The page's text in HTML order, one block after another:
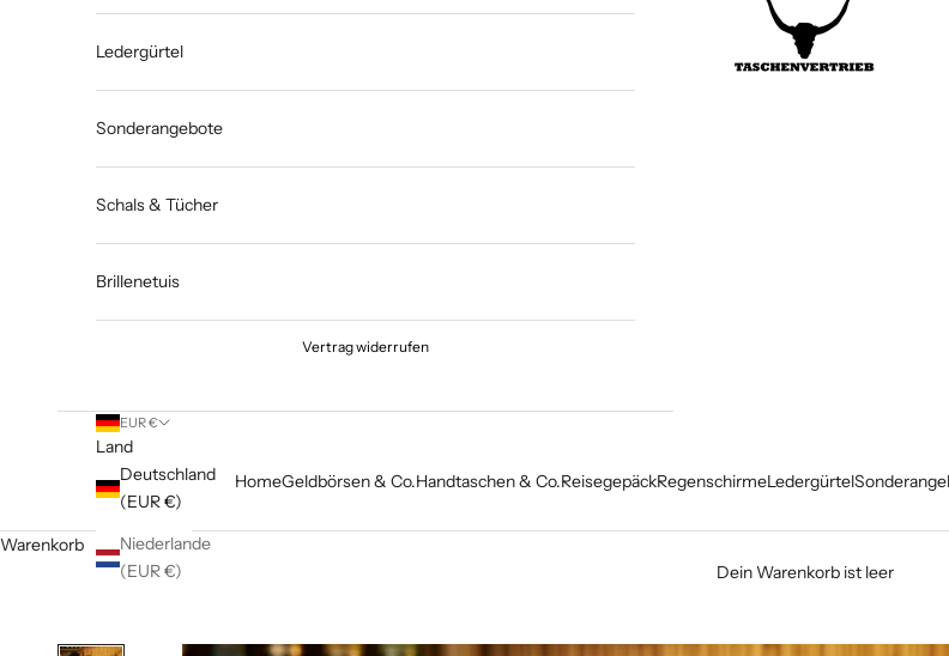
HomeGeldbörsen & Co.Handtaschen & Co.ReisegepäckRegenschirmeLedergürtel
Ledergürtel
Sonderangebote
Schals & Tücher
Brillenetuis
Vertrag widerrufen
EUR €
Land
Deutschland
(EUR €)
Niederlande
(EUR €)
Warenkorb
Dein Warenkorb ist leer